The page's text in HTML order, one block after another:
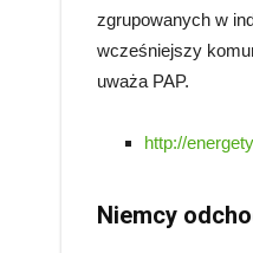
zgrupowanych w
wcześniejszy
uważa PAP.
http://
Niemcy